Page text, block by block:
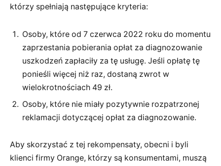
którzy spełniają następujące kryteria:
Osoby, które od 7 czerwca 2022 roku do momentu
zaprzestania pobierania opłat za diagnozowanie
uszkodzeń zapłaciły za tę usługę. Jeśli opłatę tę
ponieśli więcej niż raz, dostaną zwrot w
wielokrotnościach 49 zł.
Osoby, które nie miały pozytywnie rozpatrzonej
reklamacji dotyczącej opłat za diagnozowanie.
Aby skorzystać z tej rekompensaty, obecni i byli
klienci firmy Orange, którzy są konsumentami, muszą